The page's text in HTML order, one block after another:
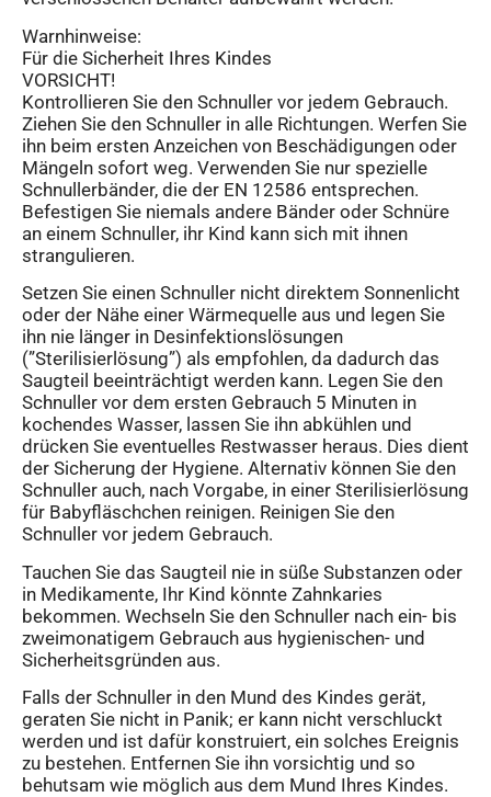
Warnhinweise:
Für die Sicherheit Ihres Kindes
VORSICHT!
Kontrollieren Sie den Schnuller vor jedem Gebrauch.
Ziehen Sie den Schnuller in alle Richtungen. Werfen Sie
ihn beim ersten Anzeichen von Beschädigungen oder
Mängeln sofort weg. Verwenden Sie nur spezielle
Schnullerbänder, die der EN 12586 entsprechen.
Befestigen Sie niemals andere Bänder oder Schnüre
an einem Schnuller, ihr Kind kann sich mit ihnen
strangulieren.
Setzen Sie einen Schnuller nicht direktem Sonnenlicht
oder der Nähe einer Wärmequelle aus und legen Sie
ihn nie länger in Desinfektionslösungen
(”Sterilisierlösung”) als empfohlen, da dadurch das
Saugteil beeinträchtigt werden kann. Legen Sie den
Schnuller vor dem ersten Gebrauch 5 Minuten in
kochendes Wasser, lassen Sie ihn abkühlen und
drücken Sie eventuelles Restwasser heraus. Dies dient
der Sicherung der Hygiene. Alternativ können Sie den
Schnuller auch, nach Vorgabe, in einer Sterilisierlösung
für Babyfläschchen reinigen. Reinigen Sie den
Schnuller vor jedem Gebrauch.
Tauchen Sie das Saugteil nie in süße Substanzen oder
in Medikamente, Ihr Kind könnte Zahnkaries
bekommen. Wechseln Sie den Schnuller nach ein- bis
zweimonatigem Gebrauch aus hygienischen- und
Sicherheitsgründen aus.
Falls der Schnuller in den Mund des Kindes gerät,
geraten Sie nicht in Panik; er kann nicht verschluckt
werden und ist dafür konstruiert, ein solches Ereignis
zu bestehen. Entfernen Sie ihn vorsichtig und so
behutsam wie möglich aus dem Mund Ihres Kindes.